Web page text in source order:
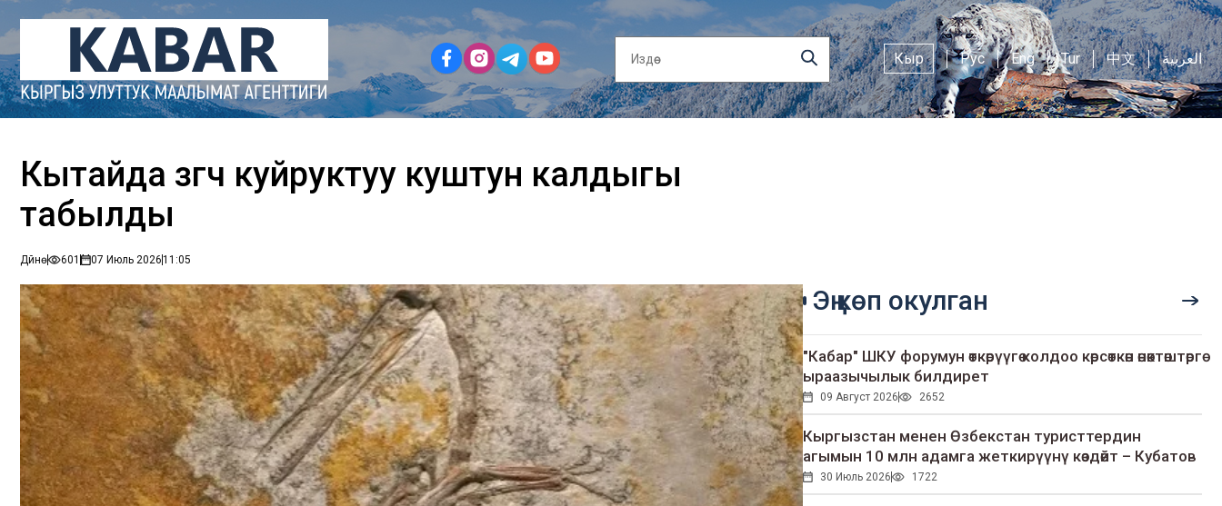
Кыр Рус Eng Tur 中文 العربية
Кытайда өзгөчө куйруктуу куштун калдыгы
табылды
Дүйнө 601 07 Июль 202611:05
Эң көп окулган
"Кабар" ШКУ форумун өткөрүүгө колдоо көрсөткөн өнөктөштөргө
ыраазычылык билдирет
09 Август 2026 2652
Кыргызстан менен Өзбекстан туристтердин
агымын 10 млн адамга жеткирүүнү көздөйт – Кубатов
30 Июль 2026 1722